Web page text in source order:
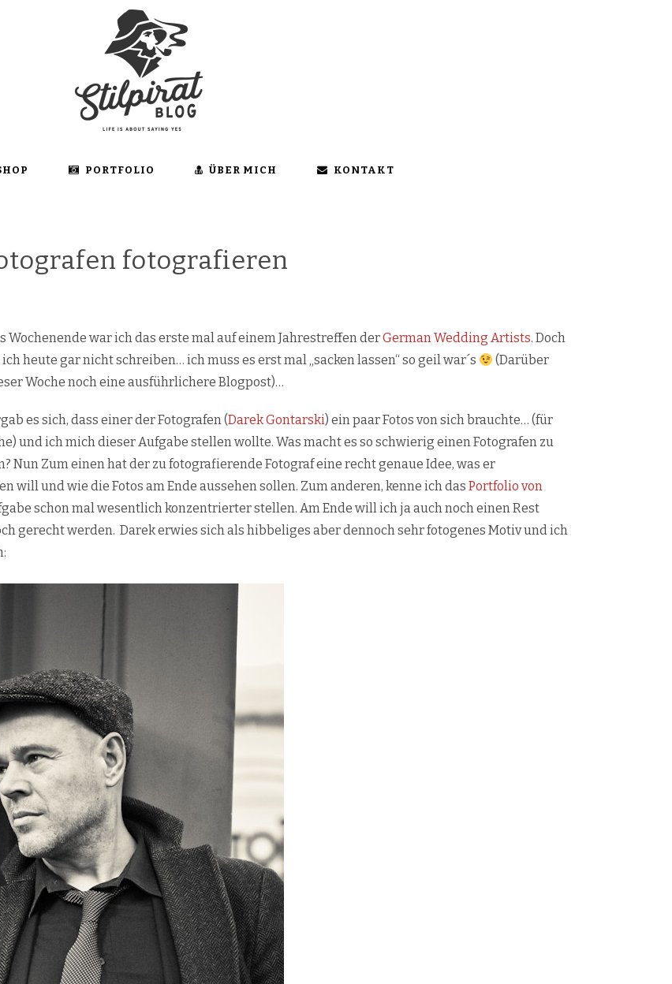
PORTFOLIO ÜBER MICH KONTAKT
fotografieren
Wochenende war ich das erste mal auf einem Jahrestreffen derGerman Wedding Artists. Doch
heute gar nicht schreiben… ich muss es erst mal „sacken lassen“ so geil war´s
(Darüber
Woche noch eine ausführlichere Blogpost)…
es sich, dass einer der Fotografen (Darek Gontarski) ein paar Fotos von sich brauchte… (für
und ich mich dieser Aufgabe stellen wollte. Was macht es so schwierig einen Fotografen zu
Nun Zum einen hat der zu fotografierende Fotograf eine recht genaue Idee, was er
will und wie die Fotos am Ende aussehen sollen. Zum anderen, kenne ich das Portfolio von
schon mal wesentlich konzentrierter stellen. Am Ende will ich ja auch noch einen Rest
gerecht werden. Darek erwies sich als hibbeliges aber dennoch sehr fotogenes Motiv und ich